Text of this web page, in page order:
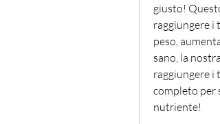
giusto!
raggiungere i
peso,
sano, la
raggiungere i
completo per
nutriente!